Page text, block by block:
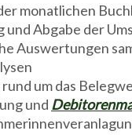
monatlichen
und Abgabe der
Auswertungen
um das
und